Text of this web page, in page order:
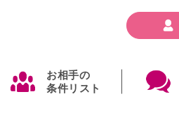
お相手の
条件リスト